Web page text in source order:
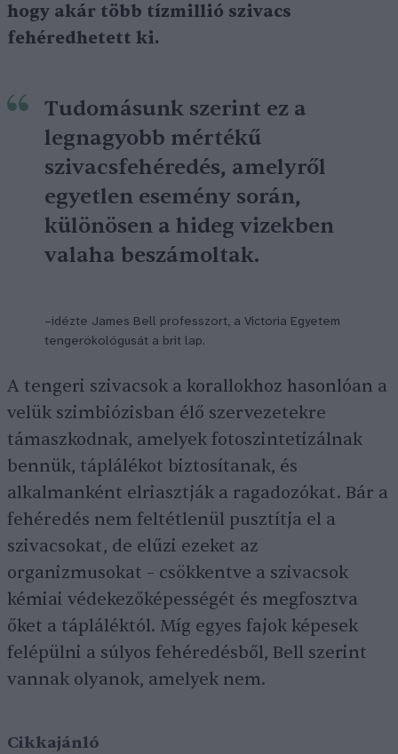
hogy akár több tízmillió szivacs
fehéredhetett ki.
Tudomásunk szerint ez a
legnagyobb mértékű
szivacsfehéredés, amelyről
egyetlen esemény során,
különösen a hideg vizekben
valaha beszámoltak.
–idézte James Bell professzort, a Victoria Egyetem
tengerökológusát a brit lap.
A tengeri szivacsok a korallokhoz hasonlóan a
velük szimbiózisban élő szervezetekre
támaszkodnak, amelyek fotoszintetizálnak
bennük, táplálékot biztosítanak, és
alkalmanként elriasztják a ragadozókat. Bár a
fehéredés nem feltétlenül pusztítja el a
szivacsokat, de elűzi ezeket az
organizmusokat – csökkentve a szivacsok
kémiai védekezőképességét és megfosztva
őket a tápláléktól. Míg egyes fajok képesek
felépülni a súlyos fehéredésből, Bell szerint
vannak olyanok, amelyek nem.
Cikkajánló